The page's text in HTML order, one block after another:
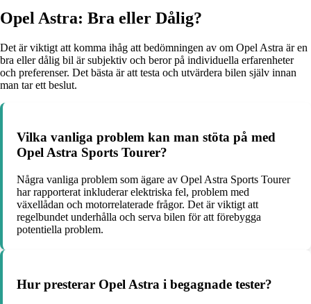
Opel Astra: Bra eller Dålig?
Det är viktigt att komma ihåg att bedömningen av om Opel Astra är en
bra eller dålig bil är subjektiv och beror på individuella erfarenheter
och preferenser. Det bästa är att testa och utvärdera bilen själv innan
man tar ett beslut.
Vilka vanliga problem kan man stöta på med
Opel Astra Sports Tourer?
Några vanliga problem som ägare av Opel Astra Sports Tourer
har rapporterat inkluderar elektriska fel, problem med
växellådan och motorrelaterade frågor. Det är viktigt att
regelbundet underhålla och serva bilen för att förebygga
potentiella problem.
Hur presterar Opel Astra i begagnade tester?